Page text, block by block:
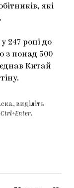
які
247 році до
з понад 500
Китай
виділіть
Ctrl+Enter.